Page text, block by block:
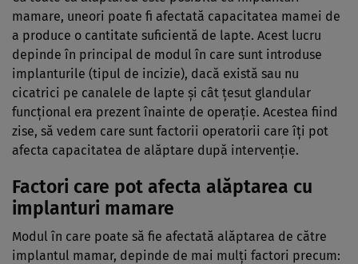
mamare, uneori poate fi afectată capacitatea mamei de
a produce o cantitate suficientă de lapte. Acest lucru
depinde în principal de modul în care sunt introduse
implanturile (tipul de incizie), dacă există sau nu
cicatrici pe canalele de lapte și cât țesut glandular
funcțional era prezent înainte de operație. Acestea fiind
zise, să vedem care sunt factorii operatorii care îți pot
afecta capacitatea de alăptare după intervenție.
Factori care pot afecta alăptarea cu
implanturi mamare
Modul în care poate să fie afectată alăptarea de către
implantul mamar, depinde de mai mulți factori precum: